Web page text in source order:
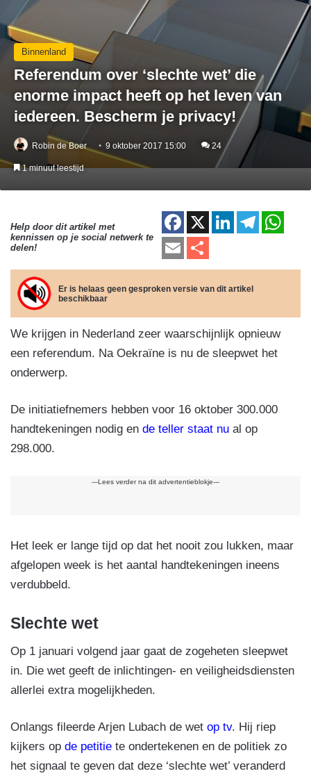
Binnenland
Referendum over ‘slechte wet’ die
enorme impact heeft op het leven van
iedereen. Bescherm je privacy!
Robin de Boer 9 oktober 2017 15:00 24
1 minuut leestijd
Help door dit artikel met
kennissen op je social netwerk te
delen!
F
a
c
e
b
o
o
X
Li
k
e
dI
n
T
e
a
m
at
A
E
m
ail
el
e
n
Er is helaas geen gesproken versie van dit artikel
beschikbaar
We krijgen in Nederland zeer waarschijnlijk opnieuw
een referendum. Na Oekraïne is nu de sleepwet het
onderwerp.
De initiatiefnemers hebben voor 16 oktober 300.000
handtekeningen nodig en de teller staat nu al op
298.000.
---Lees verder na dit advertentieblokje---
Het leek er lange tijd op dat het nooit zou lukken, maar
afgelopen week is het aantal handtekeningen ineens
verdubbeld.
Slechte wet
Op 1 januari volgend jaar gaat de zogeheten sleepwet
in. Die wet geeft de inlichtingen- en veiligheidsdiensten
allerlei extra mogelijkheden.
Onlangs fileerde Arjen Lubach de wet op tv. Hij riep
kijkers op de petitie te ondertekenen en de politiek zo
het signaal te geven dat deze ‘slechte wet’ veranderd